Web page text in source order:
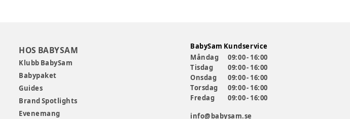
HOS BABYSAM
Klubb BabySam
Babypaket
Guides
Brand Spotlights
Evenemang
BabySam Kundservice
Måndag
09:00 - 16:00
Tisdag
09:00 - 16:00
Onsdag
09:00 - 16:00
Torsdag
09:00 - 16:00
Fredag
09:00 - 16:00
info@babysam.se